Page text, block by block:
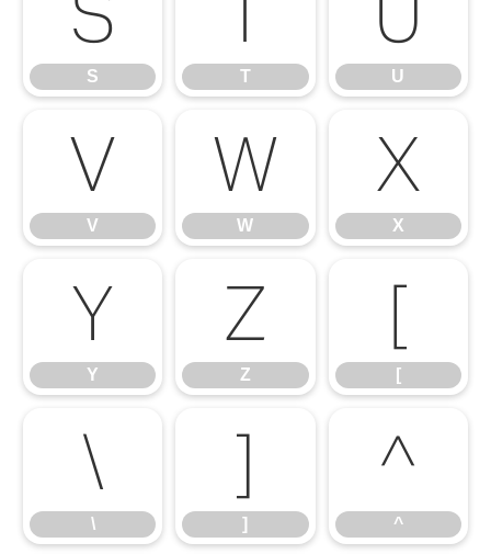
S T U
V
V
W
W
X
X
Y
Y
Z
Z
[
[
\
\
]
]
^
^